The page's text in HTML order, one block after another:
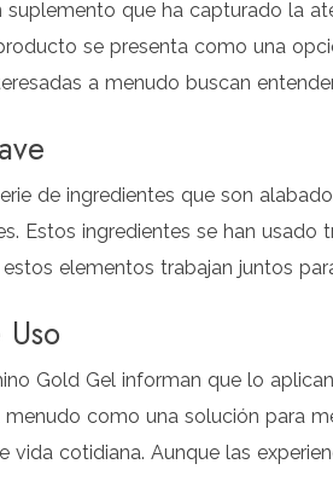
suplemento que ha capturado la
se presenta como una
a menudo buscan
de ingredientes que son
Estos ingredientes se han
elementos trabajan juntos
Gold Gel informan que lo
como una solución para
vida cotidiana. Aunque las